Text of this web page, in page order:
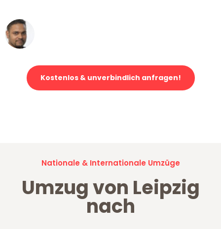
Kostenlos & unverbindlich anfragen!
Nationale & Internationale Umzüge
Umzug von Leipzig
nach